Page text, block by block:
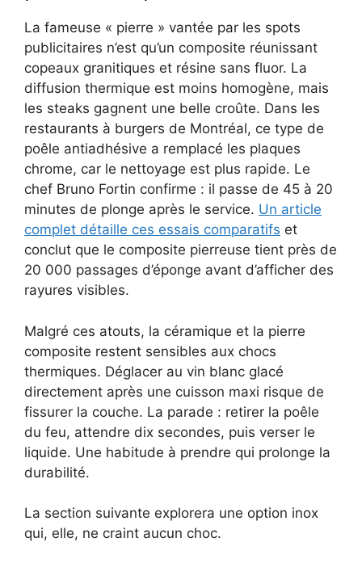
La fameuse « pierre » vantée par les spots
publicitaires n’est qu’un composite réunissant
copeaux granitiques et résine sans fluor. La
diffusion thermique est moins homogène, mais
les steaks gagnent une belle croûte. Dans les
restaurants à burgers de Montréal, ce type de
poêle antiadhésive a remplacé les plaques
chrome, car le nettoyage est plus rapide. Le
chef Bruno Fortin confirme : il passe de 45 à 20
minutes de plonge après le service. Un article
complet détaille ces essais comparatifs et
conclut que le composite pierreuse tient près de
20 000 passages d’éponge avant d’afficher des
rayures visibles.
Malgré ces atouts, la céramique et la pierre
composite restent sensibles aux chocs
thermiques. Déglacer au vin blanc glacé
directement après une cuisson maxi risque de
fissurer la couche. La parade : retirer la poêle
du feu, attendre dix secondes, puis verser le
liquide. Une habitude à prendre qui prolonge la
durabilité.
La section suivante explorera une option inox
qui, elle, ne craint aucun choc.